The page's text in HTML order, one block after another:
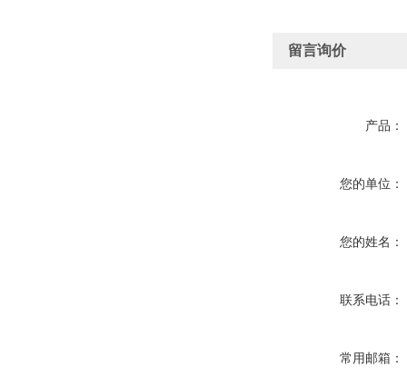
留言询价
产品：
您的单位：
您的姓名：
联系电话：
常用邮箱：